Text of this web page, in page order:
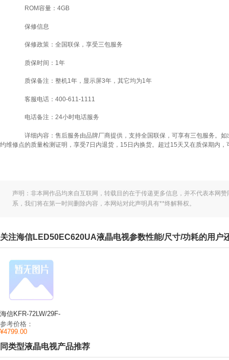
ROM容量：4GB
保修信息
保修政策：全国联保，享受三包服务
质保时间：1年
质保备注：整机1年，显示屏3年，其它均为1年
客服电话：400-611-1111
电话备注：24小时电话服务
详细内容：售后服务由品牌厂商提供，支持全国联保，可享有三包服务。如
约维修点的质量检测证明，享受7日内退货，15日内换货。超过15天又在质保期内
声明：非本网作品均来自互联网，转载目的在于传递更多信息，并不代表本网
系，我们将在第一时间删除内容，本网站对此声明具有**终解释权。
关注海信LED50EC620UA液晶电视参数性能/尺寸/功耗的用户
海信KFR-72LW/29F-
N3立式空调参数功
率/尺寸/能效
参考价格：
¥4799.00
同类型液晶电视产品推荐